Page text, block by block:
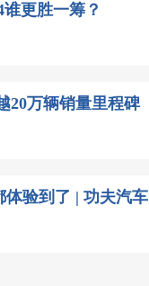
谁更胜一筹？
20万辆销量里程碑
体验到了 | 功夫汽车